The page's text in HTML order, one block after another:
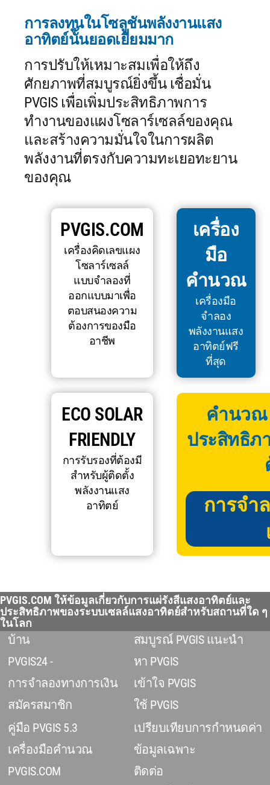
การลงทุนในโซลูชันพลังงานแสง
อาทิตย์นั้นยอดเยี่ยมมาก
การปรับให้เหมาะสมเพื่อให้ถึง
ศักยภาพที่สมบูรณ์ยิ่งขึ้น เชื่อมั่น
PVGIS เพื่อเพิ่มประสิทธิภาพการ
ทำงานของแผงโซลาร์เซลล์ของคุณ
และสร้างความมั่นใจในการผลิต
พลังงานที่ตรงกับความทะเยอทะยาน
ของคุณ
PVGIS.COM
เครื่องคิดเลขแผง
โซลาร์เซลล์
แบบจำลองที่
ออกแบบมาเพื่อ
ตอบสนองความ
ต้องการของมือ
อาชีพ
เครื่อง
มือ
คำนวณ
เครื่องมือ
จำลอง
พลังงานแสง
อาทิตย์ฟรี
ที่สุด
ECO SOLAR
FRIENDLY
การรับรองที่ต้องมี
สำหรับผู้ติดตั้ง
พลังงานแสง
อาทิตย์
คำนวณ
ประสิทธิภ
การจำ
PVGIS.COM ให้ข้อมูลเกี่ยวกับการแผ่รังสีแสงอาทิตย์และ
ประสิทธิภาพของระบบเซลล์แสงอาทิตย์สำหรับสถานที่ใด ๆ
ในโลก
บ้าน
PVGIS24 -
การจำลองทางการเงิน
สมัครสมาชิก
คู่มือ PVGIS 5.3
เครื่องมือคำนวณ
PVGIS.COM
สมบูรณ์ PVGIS แนะนำ
หา PVGIS
เข้าใจ PVGIS
ใช้ PVGIS
เปรียบเทียบการกำหนดค่า
ข้อมูลเฉพาะ
ติดต่อ